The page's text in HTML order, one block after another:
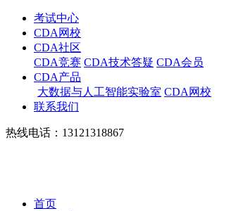
考试中心
CDA网校
CDA社区
CDA竞赛 CDA技术答疑 CDA会员
CDA产品
大数据与人工智能实验室 CDA网校
联系我们
热线电话：13121318867
首页